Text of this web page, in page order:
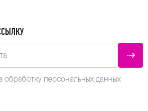
обработку персональных данных